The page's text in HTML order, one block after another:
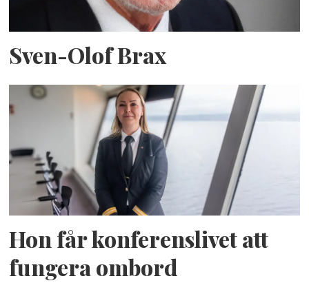
Sven-Olof Brax
Hon får konferenslivet att
fungera ombord